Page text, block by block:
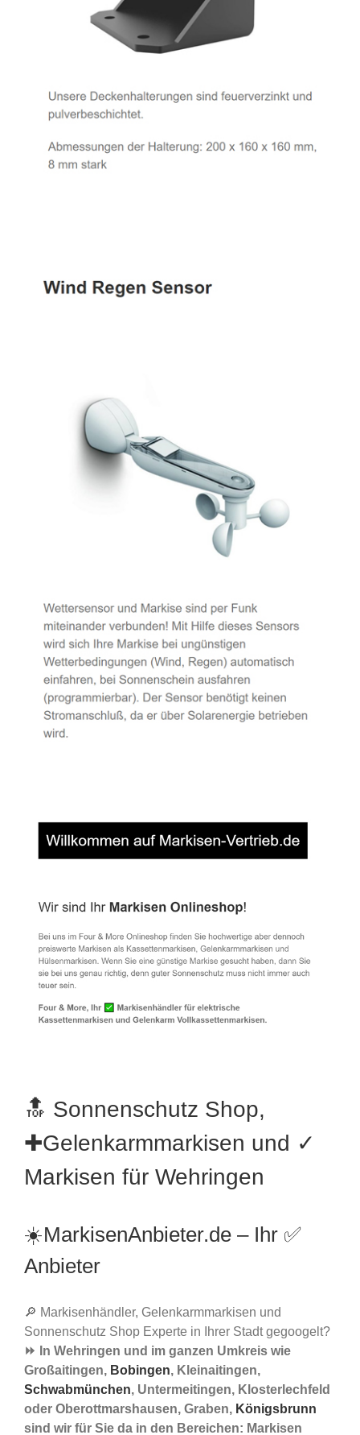
🔝 Sonnenschutz Shop,
✚Gelenkarmmarkisen und ✓
Markisen für Wehringen
☀️MarkisenAnbieter.de – Ihr ✅
Anbieter
🔎 Markisenhändler, Gelenkarmmarkisen und
Sonnenschutz Shop Experte in Ihrer Stadt gegoogelt?
⏩ In Wehringen und im ganzen Umkreis wie
Großaitingen, Bobingen, Kleinaitingen,
Schwabmünchen, Untermeitingen, Klosterlechfeld
oder Oberottmarshausen, Graben, Königsbrunn
sind wir für Sie da in den Bereichen: Markisen